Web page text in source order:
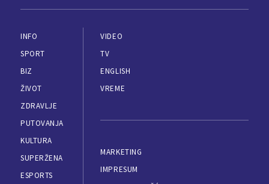
INFO
SPORT
BIZ
ŽIVOT
ZDRAVLJE
PUTOVANJA
KULTURA
SUPERŽENA
ESPORTS
VIDEO
TV
ENGLISH
VREME
MARKETING
IMPRESUM